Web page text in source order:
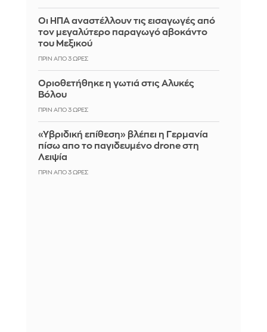
Οι ΗΠΑ αναστέλλουν τις εισαγωγές από
τον μεγαλύτερο παραγωγό αβοκάντο
του Μεξικού
ΠΡΙΝ ΑΠΌ 3 ΏΡΕΣ
Οριοθετήθηκε η γωτιά στις Αλυκές
Βόλου
ΠΡΙΝ ΑΠΌ 3 ΏΡΕΣ
«Υβριδική επίθεση» βλέπει η Γερμανία
πίσω απο το παγιδευμένο drone στη
Λειψία
ΠΡΙΝ ΑΠΌ 3 ΏΡΕΣ